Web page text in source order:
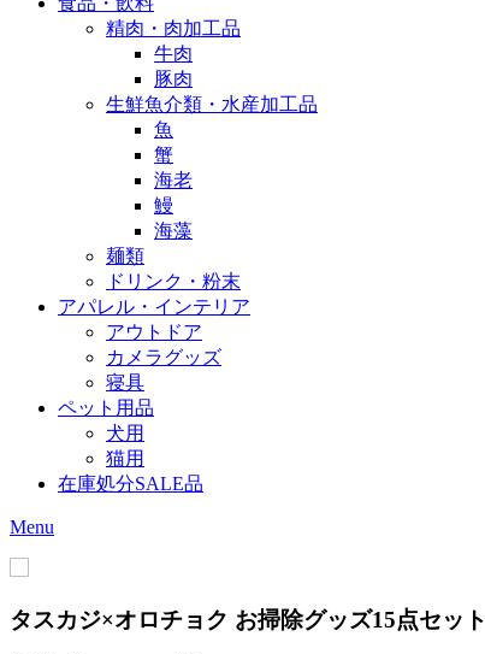
精肉・肉加工品
牛肉
豚肉
生鮮魚介類・水産加工品
魚
蟹
海老
鰻
海藻
麺類
ドリンク・粉末
アパレル・インテリア
アウトドア
カメラグッズ
寝具
ペット用品
犬用
猫用
在庫処分SALE品
Menu
タスカジ×オロチョク お掃除グッズ15点セット